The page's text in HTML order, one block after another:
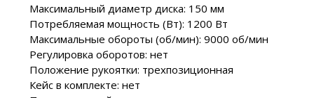
Максимальный диаметр диска: 150 мм
Потребляемая мощность (Вт): 1200 Вт
Максимальные обороты (об/мин): 9000 об/мин
Регулировка оборотов: нет
Положение рукоятки: трехпозиционная
Кейс в комплекте: нет